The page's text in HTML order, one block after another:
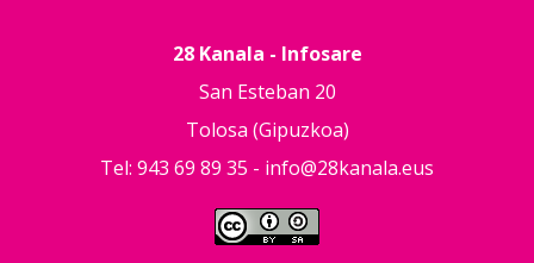
28 Kanala - Infosare
San Esteban 20
Tolosa (Gipuzkoa)
Tel: 943 69 89 35 - info@28kanala.eus